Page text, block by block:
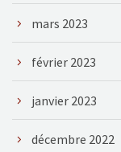
mars 2023
février 2023
janvier 2023
décembre 2022